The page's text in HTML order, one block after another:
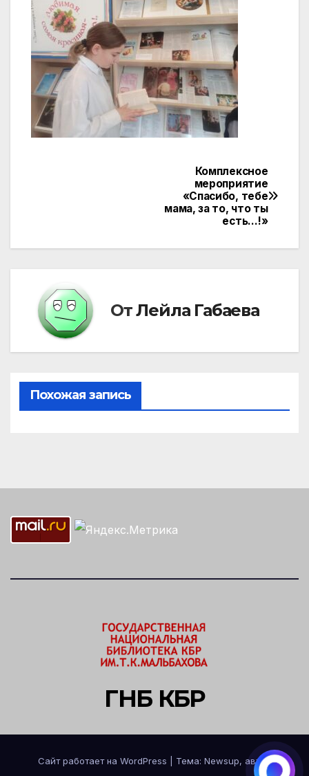
Комплексное
мероприятие
«Спасибо, тебе
мама, за то, что ты
есть…!»
ОтЛейла Габаева
Похожая запись
ГНБ КБР
Сайт работает на WordPress
Тема: Newsup, автор